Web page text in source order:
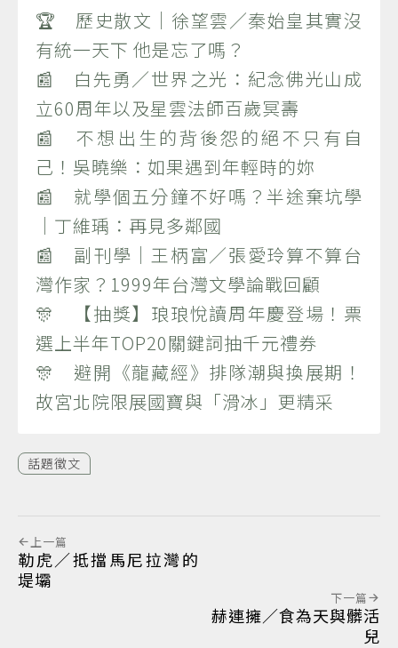
🏆 歷史散文｜徐望雲／秦始皇其實沒
有統一天下 他是忘了嗎？
📰 白先勇／世界之光：紀念佛光山成
立60周年以及星雲法師百歲冥壽
📰 不想出生的背後怨的絕不只有自
己！吳曉樂：如果遇到年輕時的妳
📰 就學個五分鐘不好嗎？半途棄坑學
｜丁維瑀：再見多鄰國
📰 副刊學｜王柄富／張愛玲算不算台
灣作家？1999年台灣文學論戰回顧
🎊 【抽獎】琅琅悅讀周年慶登場！票
選上半年TOP20關鍵詞抽千元禮券
🎊 避開《龍藏經》排隊潮與換展期！
故宮北院限展國寶與「滑冰」更精采
話題徵文
上一篇
勒虎／抵擋馬尼拉灣的
堤壩
下一篇
赫連擁／食為天與髒活
兒